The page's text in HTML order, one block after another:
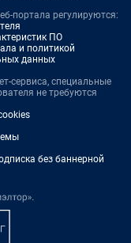
портала регулируются:
ПО
и политикой
данных
сервиса, специальные
не требуются
без баннерной